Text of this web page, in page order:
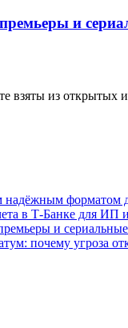
и
взяты из открытых
надёжным форматом
в Т-Банке для
и
почему угроза